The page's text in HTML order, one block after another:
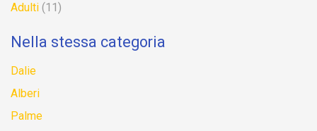
Adulti (11)
Nella stessa categoria
Dalie
Alberi
Palme